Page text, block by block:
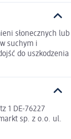
słonecznych lub
suchym i
do uszkodzenia
1 DE-76227
sp. z o.o. ul.